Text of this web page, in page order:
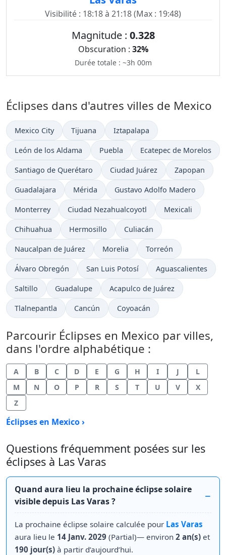
Visibilité : 18:18 à 21:18 (Max : 19:48)
Magnitude : 0.328
Obscuration : 32%
Durée totale : ~3h 00m
Éclipses dans d'autres villes de Mexico
Mexico City Tijuana Iztapalapa
León de los Aldama Puebla Ecatepec de Morelos
Santiago de Querétaro Ciudad Juárez Zapopan
Guadalajara Mérida Gustavo Adolfo Madero
Monterrey Ciudad Nezahualcoyotl Mexicali
Chihuahua Hermosillo Culiacán
Naucalpan de Juárez Morelia Torreón
Álvaro Obregón San Luis Potosí Aguascalientes
Saltillo Guadalupe Acapulco de Juárez
Tlalnepantla Cancún Coyoacán
Parcourir Éclipses en Mexico par villes,
dans l'ordre alphabétique :
A B C D E G H I J
L
M
N O P R S T U V
X
Z
Éclipses en Mexico ›
Questions fréquemment posées sur les
éclipses à Las Varas
Quand aura lieu la prochaine éclipse solaire
visible depuis Las Varas ?
La prochaine éclipse solaire calculée pour Las Varas
aura lieu le 14 Janv. 2029 (Partial)— environ 2 an(s) et
190 jour(s) à partir d’aujourd’hui.